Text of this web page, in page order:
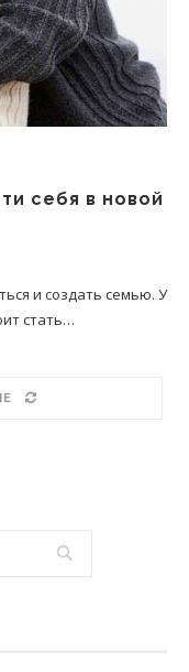
себя в новой
и создать семью. У
стать…